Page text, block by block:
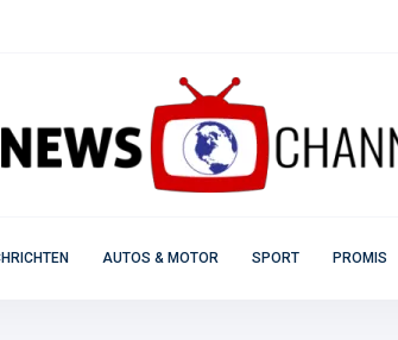
AUTOS & MOTOR SPORT PROMIS